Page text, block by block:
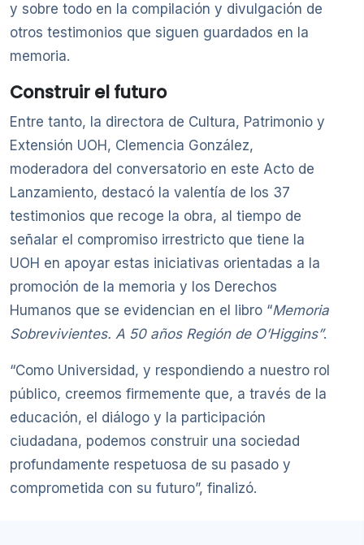
y sobre todo en la compilación y divulgación de
otros testimonios que siguen guardados en la
memoria.
Construir el futuro
Entre tanto, la directora de Cultura, Patrimonio y
Extensión UOH, Clemencia González,
moderadora del conversatorio en este Acto de
Lanzamiento, destacó la valentía de los 37
testimonios que recoge la obra, al tiempo de
señalar el compromiso irrestricto que tiene la
UOH en apoyar estas iniciativas orientadas a la
promoción de la memoria y los Derechos
Humanos que se evidencian en el libro “Memoria
Sobrevivientes. A 50 años Región de O’Higgins”.
“Como Universidad, y respondiendo a nuestro rol
público, creemos firmemente que, a través de la
educación, el diálogo y la participación
ciudadana, podemos construir una sociedad
profundamente respetuosa de su pasado y
comprometida con su futuro”, finalizó.